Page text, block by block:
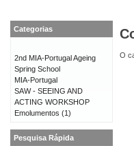
O
Categorias
2nd MIA-Portugal Ageing
Spring School
MIA-Portugal
SAW - SEEING AND
ACTING WORKSHOP
Emolumentos (1)
Pesquisa Rápida